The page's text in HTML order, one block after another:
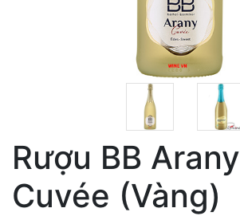
Rượu BB Arany
Cuvée (Vàng)